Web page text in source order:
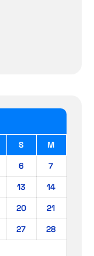
S
M
6
7
13
14
20
21
27
28